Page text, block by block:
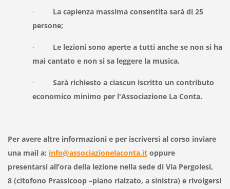
· La capienza massima consentita sarà di 25
persone;
· Le lezioni sono aperte a tutti anche se non si ha
mai cantato e non si sa leggere la musica.
· Sarà richiesto a ciascun iscritto un contributo
economico minimo per l'Associazione La Conta.
Per avere altre informazioni e per iscriversi al corso inviare
una mail a: info@associazionelaconta.it oppure
presentarsi all’ora della lezione nella sede di Via Pergolesi,
8 (citofono Prassicoop –piano rialzato, a sinistra) e rivolgersi